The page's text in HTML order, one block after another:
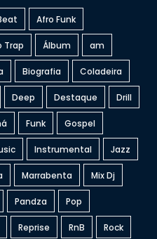
Afro Funk
Trap Álbum am
Biografia Coladeira
Deep Destaque Drill
Funk Gospel
Instrumental Jazz
Marrabenta Mix Dj
Pandza Pop
Reprise RnB Rock